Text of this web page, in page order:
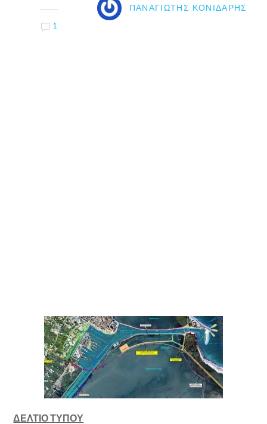
1
ΠΑΝΑΓΙΏΤΗΣ ΚΟΝΙΔΆΡΗΣ
ΔΕΛΤΙΟ ΤΥΠΟΥ